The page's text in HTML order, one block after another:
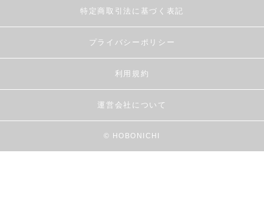
特定商取引法に基づく表記
プライバシーポリシー
利用規約
運営会社について
© HOBONICHI